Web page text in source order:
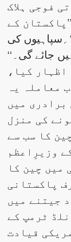
میں ۱۸؍بھارتی فوجی ہلاک
کے
قائدین سُن لیں ہمارے ۱۸؍سپاہیوں کی
جائے گی۔‘‘
کیا،
معاملہ یہ
برادری میں
کی منزل
کا سب سے
وزیرِاعظم
میں چین کا
پاکستانی
جیتنے میں
ٹرمپ کے
قیادت